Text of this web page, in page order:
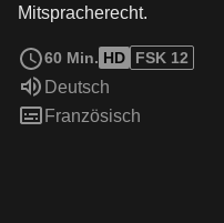
Mitspracherecht.
60 Min. HD FSK 12
Sprache:
Deutsch
Untertitel:
Französisch